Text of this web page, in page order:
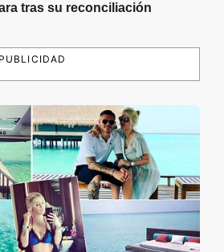
tras su reconciliación
PUBLICIDAD